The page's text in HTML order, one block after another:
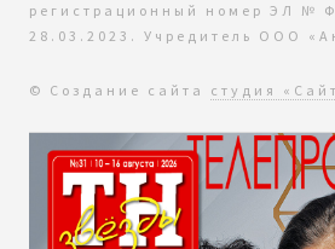
регистрационный номер ЭЛ №
28.03.2023. Учредитель ООО
© Создание сайта студия